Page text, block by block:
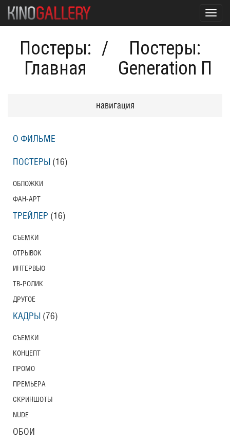
Постеры:
Главная
/
Постеры:
Generation П
навигация
О ФИЛЬМЕ
ПОСТЕРЫ (16)
ОБЛОЖКИ
ФАН-АРТ
ТРЕЙЛЕР (16)
СЪЕМКИ
ОТРЫВОК
ИНТЕРВЬЮ
ТВ-РОЛИК
ДРУГОЕ
КАДРЫ (76)
СЪЕМКИ
КОНЦЕПТ
ПРОМО
ПРЕМЬЕРА
СКРИНШОТЫ
NUDE
ОБОИ